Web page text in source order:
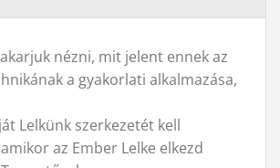
nézni, mit jelent ennek az
a gyakorlati alkalmazása,
Lelkünk szerkezetét kell
az Ember Lelke elkezd